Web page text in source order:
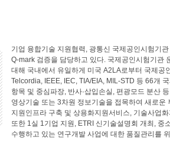
기업 융합기술 지원협력, 광통신 국제공인시험기
Q-mark 검증을 담당하고 있다. 국제공인시험기관
대해 국내에서 유일하게 미국 A2LA로부터 국제공
Telcordia, IEEE, IEC, TIA/EIA, MIL-STD 등 66개
항목 및 중심파장, 반사·삽입손실, 편광모드 분산
영상기술 또는 3차원 정보기술을 접목하여 새로
지원인프라 구축 및 상용화지원서비스, 기술사업
또한 1실 1기업 지원, ETRI 신기술설명회 개최, 중
수행하고 있는 연구개발 사업에 대한 품질관리를